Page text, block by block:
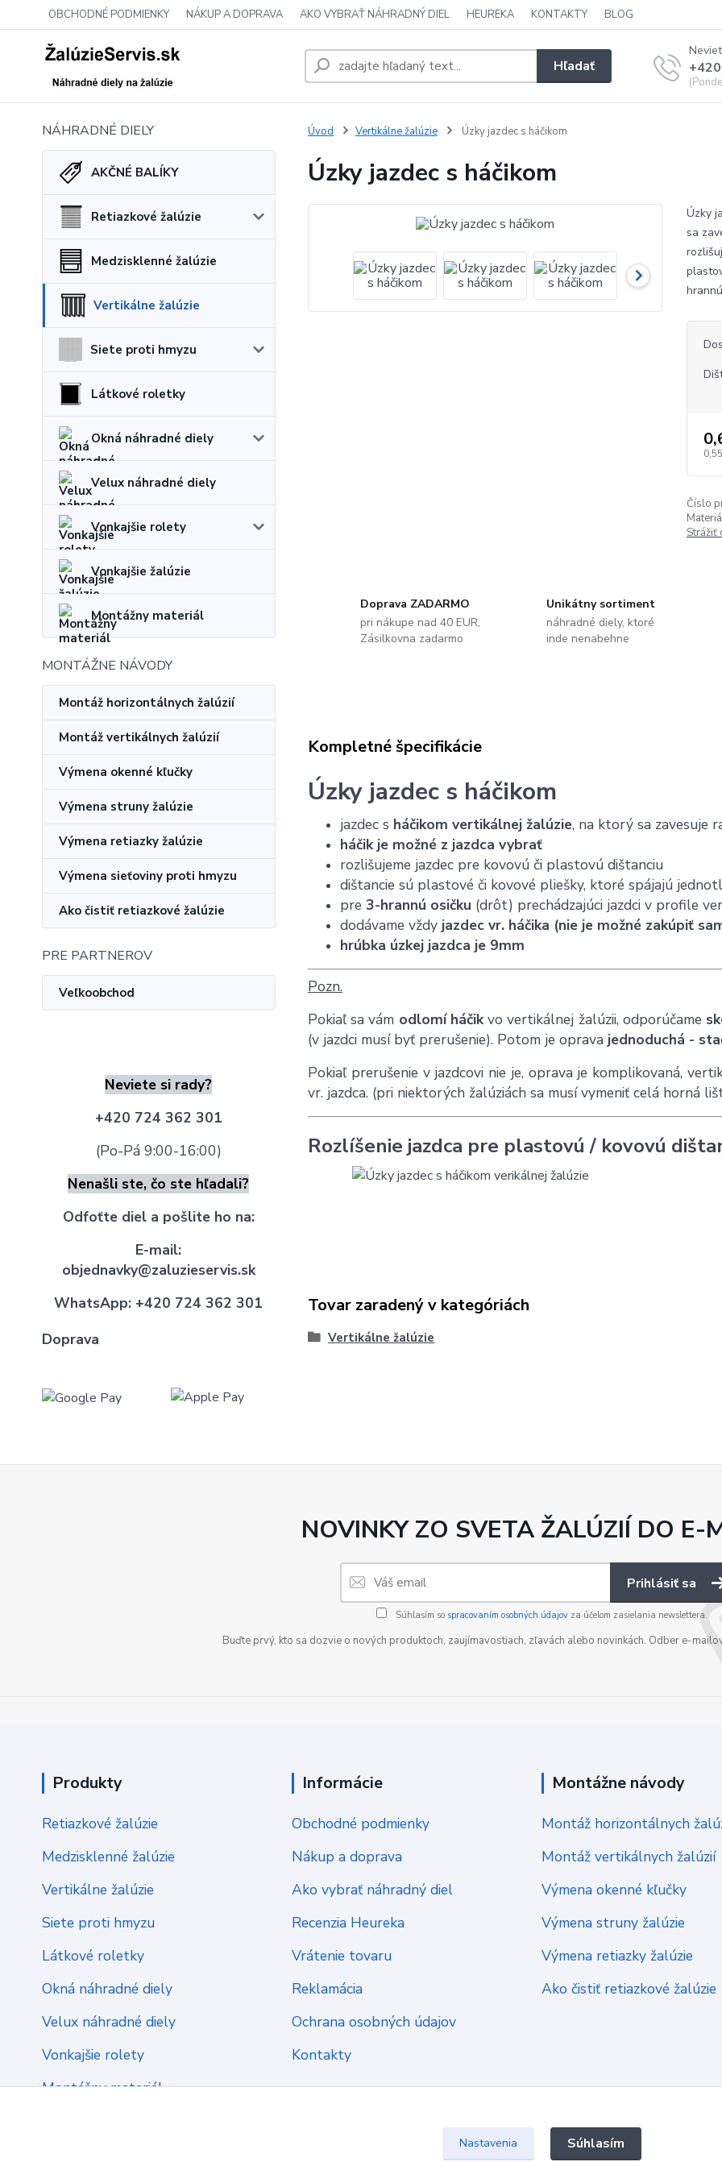
OBCHODNÉ PODMIENKY NÁKUP A DOPRAVA AKO VYBRAŤ NÁHRADNÝ DIEL HEUREKA KONTAKTY BLOG
Hľadať
NÁHRADNÉ DIELY
AKČNÉ BALÍKY
Retiazkové žalúzie
Medzisklenné žalúzie
Vertikálne žalúzie
Siete proti hmyzu
Látkové roletky
Okná náhradné diely
Velux náhradné diely
Vonkajšie rolety
Vonkajšie žalúzie
Montážny materiál
MONTÁŽNE NÁVODY
Montáž horizontálnych žalúzií
Montáž vertikálnych žalúzií
Výmena okenné kľučky
Výmena struny žalúzie
Výmena retiazky žalúzie
Výmena sieťoviny proti hmyzu
Ako čistiť retiazkové žalúzie
PRE PARTNEROV
Veľkoobchod
Neviete si rady?
+420 724 362 301
(Po-Pá 9:00-16:00)
Nenašli ste, čo ste hľadali?
Odfoťte diel a pošlite ho na:
E-mail:
objednavky@zaluzieservis.sk
WhatsApp: +420 724 362 301
Doprava
Úvod Vertikálne žalúzie Úzky jazdec s háčikom
Úzky jazdec s háčikom
Úzky
sa
Číslo
Strážiť
Doprava ZADARMO
pri nákupe nad 40 EUR,
Zásilkovna zadarmo
Unikátny sortiment
náhradné diely, ktoré
inde nenabehne
Kompletné špecifikácie
Úzky jazdec s háčikom
jazdec s háčikom vertikálnej žalúzie, na ktorý sa zavesuje
háčik je možné z jazdca vybrať
rozlišujeme jazdec pre kovovú či plastovú dištanciu
dištancie sú plastové či kovové pliešky, ktoré spájajú
pre 3-hrannú osičku (drôt) prechádzajúci jazdci v profile
dodávame vždy jazdec vr. háčika (nie je možné zakúpiť
hrúbka úzkej jazdca je 9mm
Pozn.
Pokiaľ sa vám odlomí háčikvo vertikálnej žalúzii, odporúčame
(v jazdci musí byť prerušenie). Potom je opravajednoduchá -
Pokiaľ prerušenie v jazdcovi nie je, oprava je komplikovaná,
vr. jazdca. (pri niektorých žalúziách sa musí vymeniť celá horná
Rozlíšenie jazdca pre plastovú / kovovú
Tovar zaradený v kategóriách
Vertikálne žalúzie
NOVINKY ZO SVETA ŽALÚZIÍ DO E-
Prihlásiť sa
Súhlasím so spracovaním osobných údajovza účelom zasielania newslettera.
Buďte prvý, kto sa dozvie o nových produktoch, zaujímavostiach, zľavách alebo novinkách. Odber e-
Produkty
Retiazkové žalúzie
Medzisklenné žalúzie
Vertikálne žalúzie
Siete proti hmyzu
Látkové roletky
Okná náhradné diely
Velux náhradné diely
Vonkajšie rolety
Montážny materiál
Informácie
Obchodné podmienky
Nákup a doprava
Ako vybrať náhradný diel
Recenzia Heureka
Vrátenie tovaru
Reklamácia
Ochrana osobných údajov
Kontakty
Montážne návody
Montáž horizontálnych
Montáž vertikálnych žalúzií
Výmena okenné kľučky
Výmena struny žalúzie
Výmena retiazky žalúzie
Ako čistiť retiazkové žalúzie
Nastavenia Súhlasím